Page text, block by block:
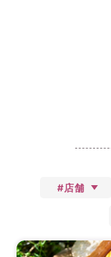
#店舗